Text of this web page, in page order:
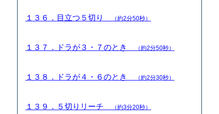
１３６．目立つ５切り （約2分50秒）
１３７．ドラが３・７のとき （約2分50秒）
１３８．ドラが４・６のとき （約2分30秒）
１３９．５切りリーチ （約3分20秒）